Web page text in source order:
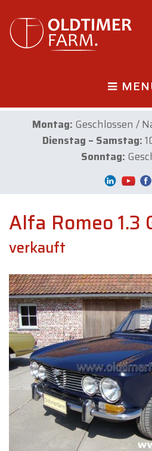
Montag: Geschlossen /
Dienstag – Samstag:
Sonntag:
Alfa Romeo 1.3
verkauft